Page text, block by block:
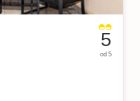
5
od 5